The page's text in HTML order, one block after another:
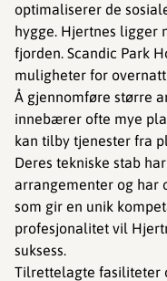
optimaliserer de
hygge. Hjertnes ligger
fjorden. Scandic Park
muligheter for
Å gjennomføre større
innebærer ofte mye
kan tilby tjenester fra
Deres tekniske stab
arrangementer og har
som gir en unik
profesjonalitet vil
suksess.
Tilrettelagte fasiliteter